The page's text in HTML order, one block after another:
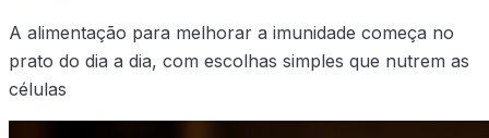
A alimentação para melhorar a imunidade começa no
prato do dia a dia, com escolhas simples que nutrem as
células